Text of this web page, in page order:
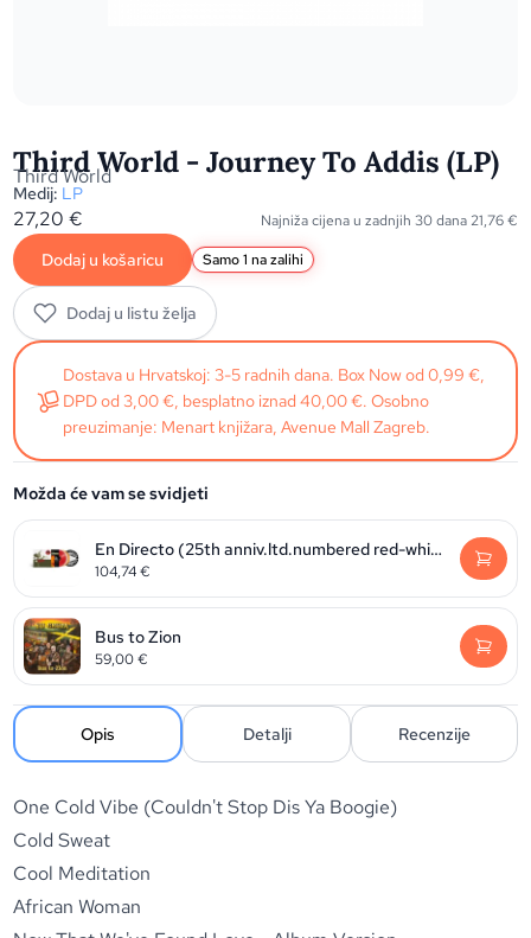
Third World - Journey To Addis (LP)
Third World
Medij: LP
27,20€ Najniža cijena u zadnjih 30 dana 21,76€
Dodaj u košaricu Samo 1 na zalihi
Dodaj u listu želja
Dostava u Hrvatskoj: 3-5 radnih dana. Box Now od 0,99 €,
DPD od 3,00 €, besplatno iznad 40,00 €. Osobno
preuzimanje: Menart knjižara, Avenue Mall Zagreb.
Možda će vam se svidjeti
En Directo (25th anniv.ltd.numbered red-white-orange vinyl) (RSD2026)
104,74€
Bus to Zion
59,00€
Opis Detalji Recenzije
One Cold Vibe (Couldn't Stop Dis Ya Boogie)
Cold Sweat
Cool Meditation
African Woman